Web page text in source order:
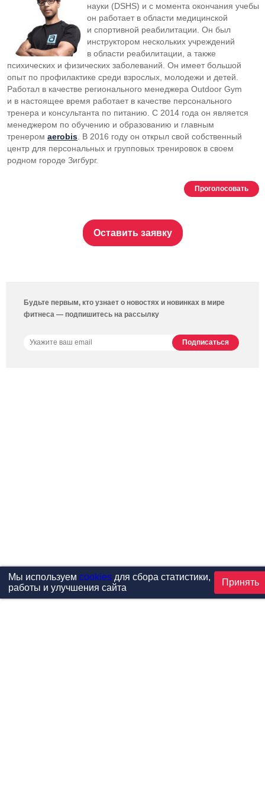
науки (DSHS) и с момента окончания учебы
он работает в области медицинской
и спортивной реабилитации. Он был
инструктором нескольких учреждений
в области реабилитации, а также
психических и физических заболеваний. Он имеет большой
опыт по профилактике среди взрослых, молодежи и детей.
Работал в качестве регионального менеджера Outdoor Gym
и в настоящее время работает в качестве персонального
тренера и консультанта по питанию. С 2014 года он является
менеджером по обучению и образованию и главным
тренером aerobis . В 2016 году он открыл свой собственный
центр для персональных и групповых тренировок в своем
родном городе Зигбург.
Проголосовать
Оставить заявку
Будьте первым, кто узнает о новостях и новинках в мире
фитнеса — подпишитесь на рассылку
Мы используем cookiesдля сбора статистики,
работы и улучшения сайта
Принять